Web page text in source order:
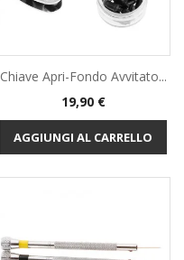
Chiave Apri-Fondo Avvitato...
Prezzo
19,90 €
AGGIUNGI AL CARRELLO